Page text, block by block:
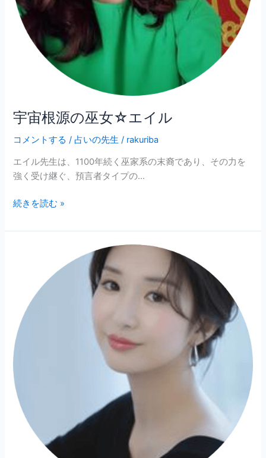
宇宙根源の巫女☆エイル
コメントする /占いの先生 / rakuriba
エイル先生は、1100年続く巫家系の末裔であり、その力を
強く受け継ぐ、預言者タイプの…
ル
続きを読む »
い
師
あ